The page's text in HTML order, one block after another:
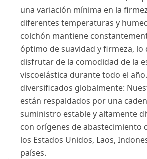
una variación mínima en la
diferentes temperaturas y
colchón mantiene
óptimo de suavidad y firmeza,
disfrutar de la comodidad de la
viscoelástica durante todo el
diversificados globalmente:
están respaldados por una
suministro estable y altamente
con orígenes de abastecimiento
los Estados Unidos, Laos,
países.